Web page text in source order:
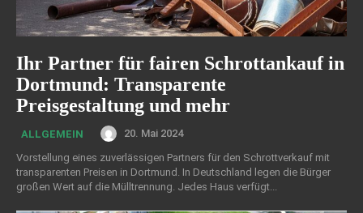
Ihr Partner für fairen Schrottankauf in
Dortmund: Transparente
Preisgestaltung und mehr
ALLGEMEIN
20. Mai 2024
Vorstellung eines zuverlässigen Partners für den Schrottverkauf mit
transparenten Preisen in Dortmund. In Deutschland legen die Bürger
großen Wert auf die Mülltrennung. Jedes Haus verfügt...